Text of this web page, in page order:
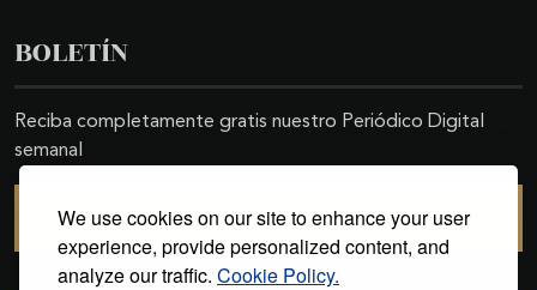
We use cookies on our site to enhance your user
experience, provide personalized content, and
analyze our traffic. Cookie Policy.
BOLETÍN
Reciba completamente gratis nuestro Periódico Digital
semanal
SUSCRIBIRSE